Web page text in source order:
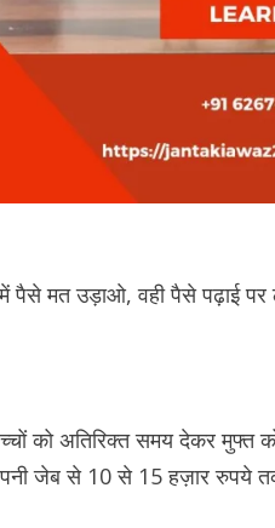
पैसे मत उड़ाओ, वही पैसे पढ़ाई
को अतिरिक्त समय देकर मुफ्त
जेब से 10 से 15 हज़ार रुपये